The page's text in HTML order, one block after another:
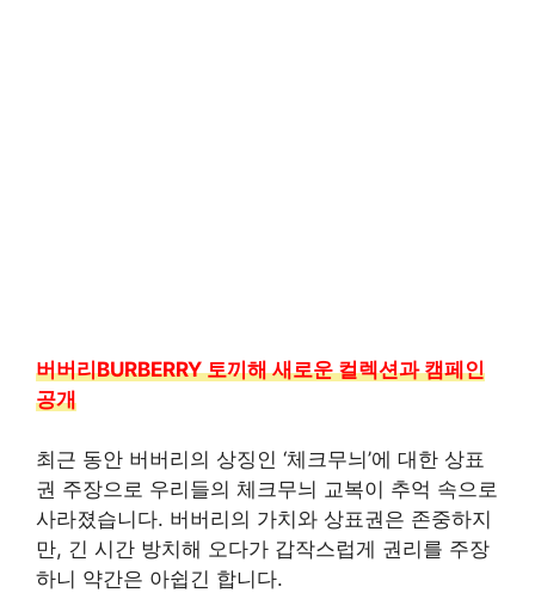
버버리BURBERRY 토끼해 새로운 컬렉션과 캠페인
공개
최근 동안 버버리의 상징인 ‘체크무늬’에 대한 상표
권 주장으로 우리들의 체크무늬 교복이 추억 속으로
사라졌습니다. 버버리의 가치와 상표권은 존중하지
만, 긴 시간 방치해 오다가 갑작스럽게 권리를 주장
하니 약간은 아쉽긴 합니다.